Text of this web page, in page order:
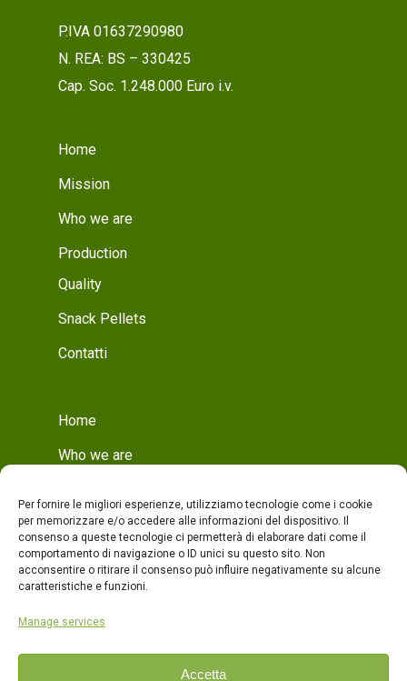
Per fornire le migliori esperienze, utilizziamo tecnologie come i cookie
per memorizzare e/o accedere alle informazioni del dispositivo. Il
consenso a queste tecnologie ci permetterà di elaborare dati come il
comportamento di navigazione o ID unici su questo sito. Non
acconsentire o ritirare il consenso può influire negativamente su alcune
caratteristiche e funzioni.
Manage services
Accetta
P.IVA 01637290980
N. REA: BS – 330425
Cap. Soc. 1.248.000 Euro i.v.
Home
Mission
Who we are
Production
Quality
Snack Pellets
Contatti
Home
Who we are
Who we are
Production
Production
Quality
Products